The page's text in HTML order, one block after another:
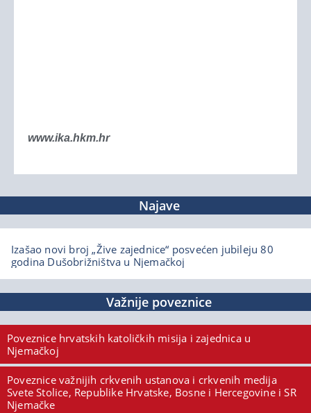
www.ika.hkm.hr
Najave
Izašao novi broj „Žive zajednice“ posvećen jubileju 80
godina Dušobrižništva u Njemačkoj
Važnije poveznice
Poveznice hrvatskih katoličkih misija i zajednica u
Njemačkoj
Poveznice važnijih crkvenih ustanova i crkvenih medija
Svete Stolice, Republike Hrvatske, Bosne i Hercegovine i SR
Njemačke